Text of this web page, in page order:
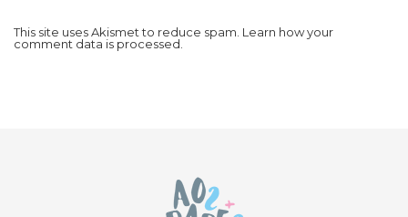
This site uses Akismet to reduce spam. Learn how your
comment data is processed.